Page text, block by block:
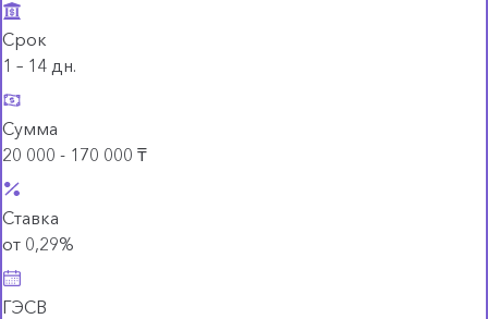
Срок
1 – 14 дн.
Сумма
20 000 - 170 000 ₸
Ставка
от 0,29%
ГЭСВ